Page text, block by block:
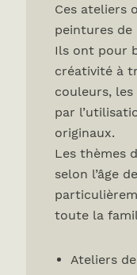
Ces ateliers
peintures de
Ils ont pour
créativité à
couleurs,
par
originaux.
Les thèmes
selon l’âge
toute la
Ateliers